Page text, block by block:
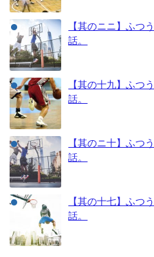
【其のニニ】ふつ
話。
【其の十九】ふつ
話。
【其のニ十】ふつ
話。
【其の十七】ふつ
話。